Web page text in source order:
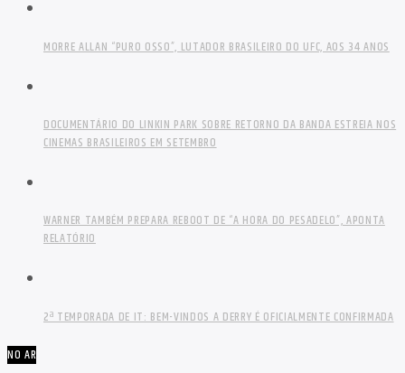
MORRE ALLAN “PURO OSSO”, LUTADOR BRASILEIRO DO UFC, AOS 34 ANOS
DOCUMENTÁRIO DO LINKIN PARK SOBRE RETORNO DA BANDA ESTREIA NOS
CINEMAS BRASILEIROS EM SETEMBRO
WARNER TAMBÉM PREPARA REBOOT DE “A HORA DO PESADELO”, APONTA
RELATÓRIO
2ª TEMPORADA DE IT: BEM-VINDOS A DERRY É OFICIALMENTE CONFIRMADA
NO AR